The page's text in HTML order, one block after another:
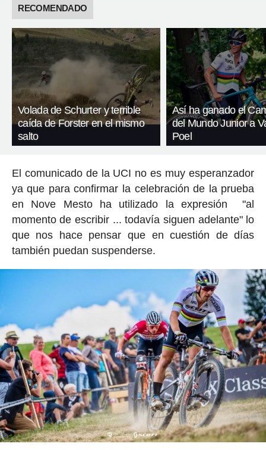
RECOMENDADO
Volada de Schurter y terrible
caída de Forster en el mismo
salto
Así ha ganado el
del Mundo Junior a
Poel
El comunicado de la UCI no es muy esperanzador
ya que para confirmar la celebración de la prueba
en Nove Mesto ha utilizado la expresión "al
momento de escribir ... todavía siguen adelante" lo
que nos hace pensar que en cuestión de días
también puedan suspenderse.